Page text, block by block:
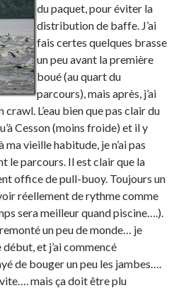
du paquet, pour éviter la
distribution de baffe. J’ai
fais certes quelques brasse
un peu avant la première
boué (au quart du
parcours), mais après, j’ai
L’eau bien que pas clair du
Cesson (moins froide) et il y
ma vieille habitude, je n’ai pas
le parcours. Il est clair que la
office de pull-buoy. Toujours un
réellement de rythme comme
sera meilleur quand piscine….).
un peu de monde… je
et j’ai commencé
de bouger un peu les jambes….
mais ça doit être plu